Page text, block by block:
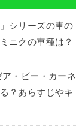
シリーズの車の
ニクの車種は？
ア・ビー・カーネ
？あらすじやキ